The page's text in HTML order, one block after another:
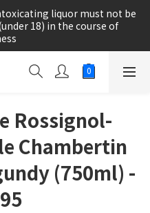
向未成年人(18歲以下人士)售
醉的酒類。18) in the course of
向未成年人(18歲以下人士)售
Rossignol-
Chambertin
(750ml) -